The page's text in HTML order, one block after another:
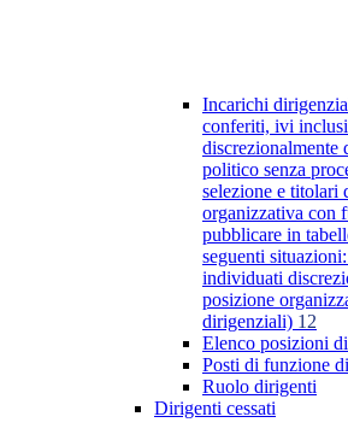
Incarichi
conferiti, ivi
politico senza
selezione e titolari
organizzativa con
pubblicare in
seguenti
individuati
posizione
dirigenziali) 12
Elenco posizioni
Posti di funzione
Ruolo dirigenti
Dirigenti cessati